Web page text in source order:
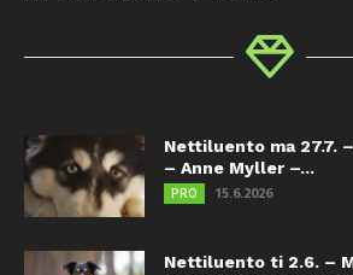
Nettiluento ma 27.7.
– Anne Myller –...
PRO 15.6.2026
Nettiluento ti 2.6. –